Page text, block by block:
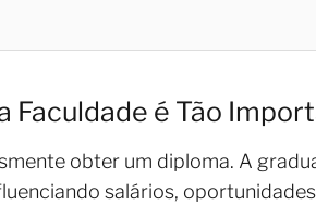
Faculdade é Tão
obter um diploma. A
salários,